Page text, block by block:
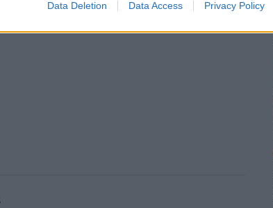
Data Deletion Data Access Privacy Policy